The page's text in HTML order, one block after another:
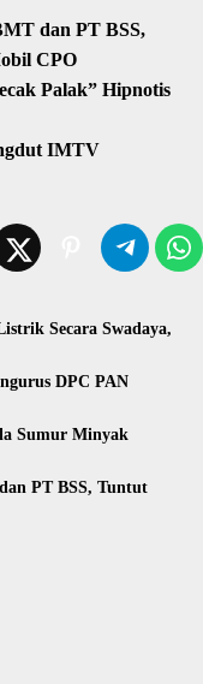
dan PT BSS,
CPO
Palak” Hipnotis
IMTV
Secara Swadaya,
DPC PAN
Sumur Minyak
PT BSS, Tuntut